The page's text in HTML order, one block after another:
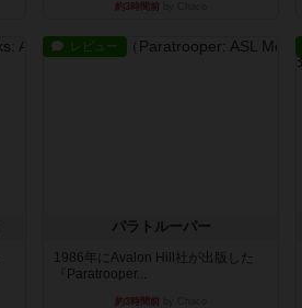
約3時間前
レビュー
パラトルーパー
1986年にAvalon Hill社が出版した
『Paratrooper...
約3時間前